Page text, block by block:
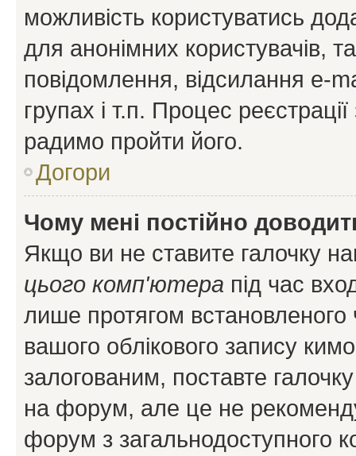
можливість користуватись
для анонімних користувачів,
повідомлення, відсилання e-
групах і т.п. Процес
радимо пройти його.
Догори
Чому мені постійно
Якщо ви не ставите галочку
цього комп'ютера під час
лише протягом встановленого
вашого облікового запису
залогованим, поставте
на форум, але це не
форум з загальнодоступного